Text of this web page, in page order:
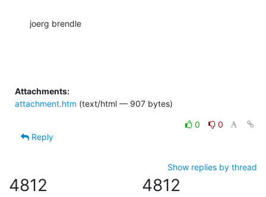
joerg brendle
Attachments:
attachment.htm (text/html — 907 bytes)
0
0
Reply
Show replies by thread
4812 4812